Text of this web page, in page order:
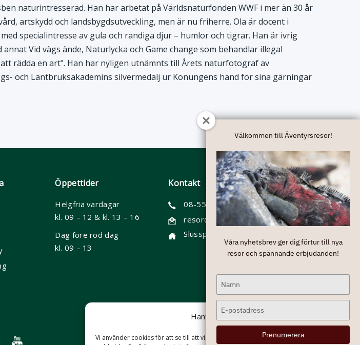
Hantera cookies
Vi använder cookies för att se till att vi ger dig den bästa upplevelsen på vår
naturintresserad. Han har arbetat på Världsnaturfonden WWF i mer än 30 år
artskydd och landsbygdsutveckling, men är nu friherre. Ola är docent i
specialintresse av gula och randiga djur – humlor och tigrar. Han är ivrig
Vid vägs ände, Naturlycka och Game change som behandlar illegal
rädda en art". Han har nyligen utnämnts till Årets naturfotograf av
och Lantbruksakademins silvermedalj ur Konungens hand för sina gärningar
Öppettider
Helgfria vardagar
kl. 09 – 12 & kl. 13 – 16
Dag före röd dag
kl. 09 – 13
Kontakt
08-55 60 6900
resor@aventyrsresor.se
Slussplan 9, Stockholm (besök förbokas)
Välkommen till Äventyrsresor!
Våra nyhetsbrev ger dig förtur till nya
resor och spännande erbjudanden!
name
email
Prenumerera